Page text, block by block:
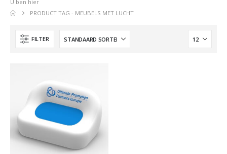
U ben hier
PRODUCT TAG - MEUBELS MET LUCHT
FILTER